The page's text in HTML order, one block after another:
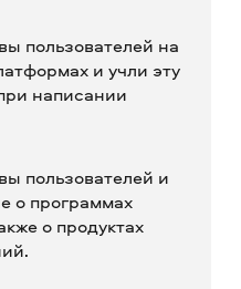
пользователей на
и учли эту
написании
пользователей и
о программах
о продуктах